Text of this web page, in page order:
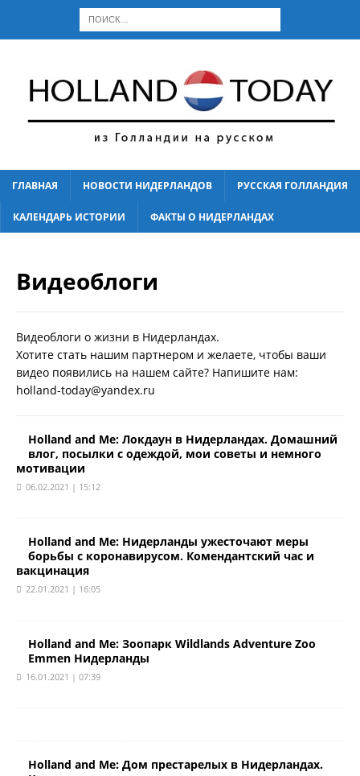
ГЛАВНАЯ НОВОСТИ НИДЕРЛАНДОВ РУССКАЯ ГОЛЛАНДИЯ
КАЛЕНДАРЬ ИСТОРИИ ФАКТЫ О НИДЕРЛАНДАХ
Видеоблоги
Видеоблоги о жизни в Нидерландах.
Хотите стать нашим партнером и желаете, чтобы ваши
видео появились на нашем сайте? Напишите нам:
holland-today@yandex.ru
Holland and Me: Локдаун в Нидерландах. Домашний
влог, посылки с одеждой, мои советы и немного
мотивации
06.02.2021 | 15:12
Holland and Me: Нидерланды ужесточают меры
борьбы с коронавирусом. Комендантский час и
вакцинация
22.01.2021 | 16:05
Holland and Me: Зоопарк Wildlands Adventure Zoo
Emmen Нидерланды
16.01.2021 | 07:39
Holland and Me: Дом престарелых в Нидерландах.